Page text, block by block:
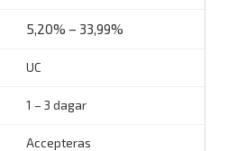
5,20% – 33,99%
UC
1 – 3 dagar
Accepteras